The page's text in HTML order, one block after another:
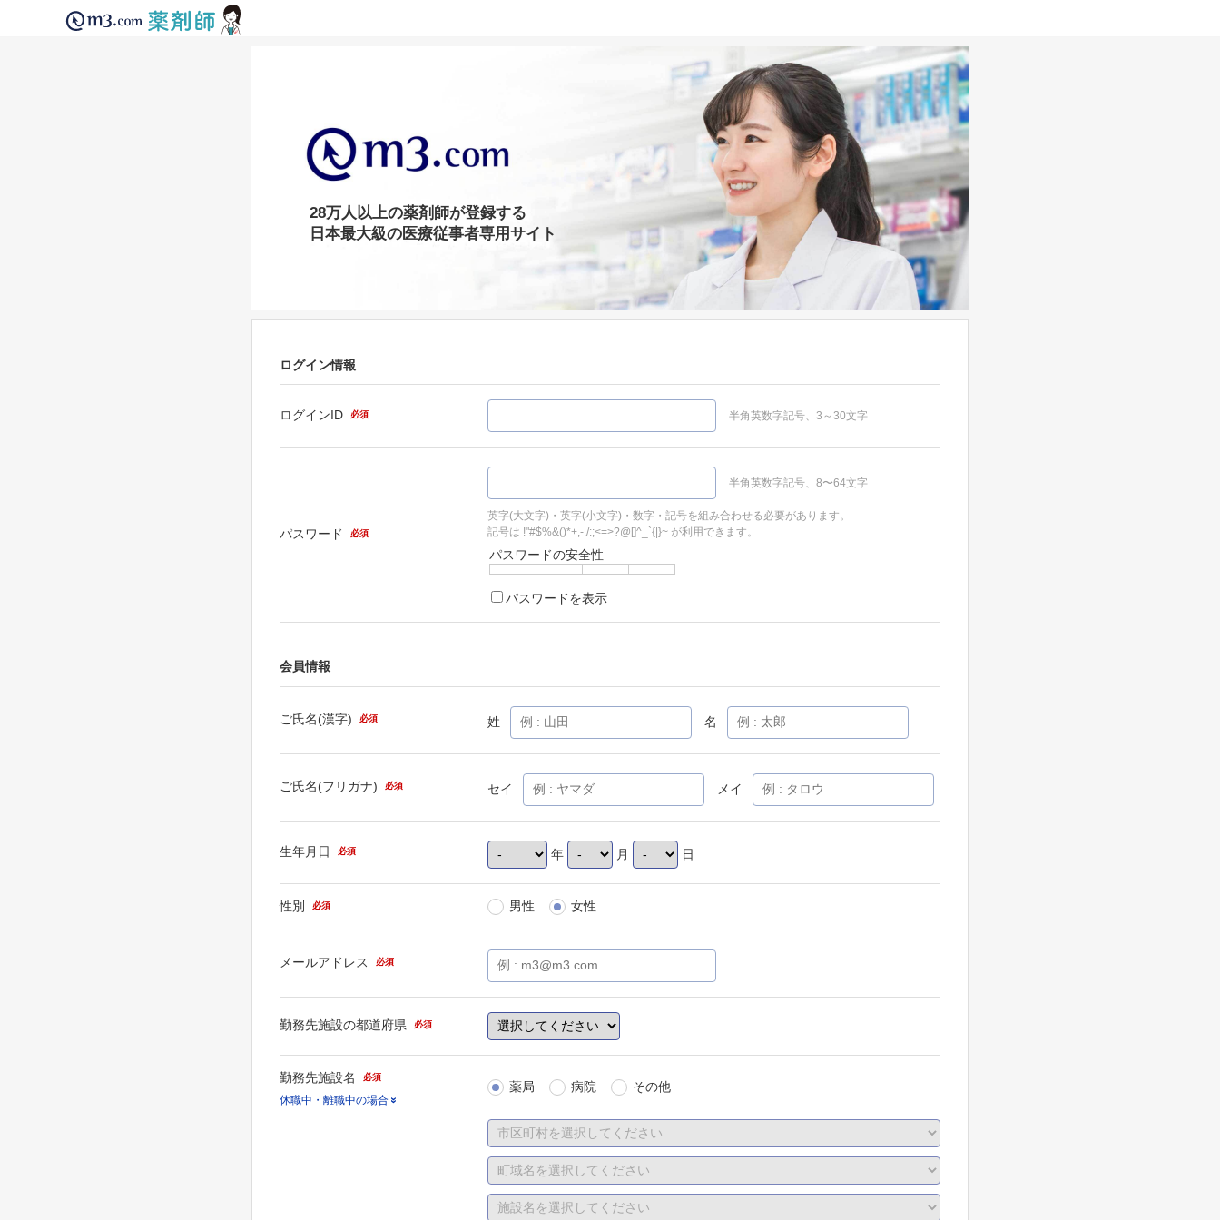
28万人以上の薬剤師が登録する
日本最大級の医療従事者専用サイト
ログイン情報
ログインID 必須 半角英数字記号、3～30文字
パスワード 必須
半角英数字記号、8〜64文字
英字(大文字)・英字(小文字)・数字・記号を組み合わせる必要があります。
記号は !"#$%&()*+,-./:;<=>?@[]^_`{|}~ が利用できます。
パスワードの安全性
パスワードを表示
会員情報
ご氏名(漢字) 必須 姓 名
ご氏名(フリガナ) 必須 セイ メイ
生年月日 必須 年 月 日
性別 必須 男性 女性
メールアドレス 必須
勤務先施設の都道府県 必須
勤務先施設名 必須
休職中・離職中の場合
薬局 病院 その他